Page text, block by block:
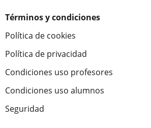
Términos y condiciones
Política de cookies
Política de privacidad
Condiciones uso profesores
Condiciones uso alumnos
Seguridad